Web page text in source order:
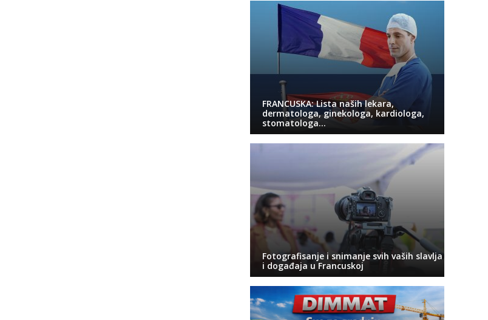
FRANCUSKA: Lista naših lekara,
dermatologa, ginekologa, kardiologa,
stomatologa…
Fotografisanje i snimanje svih vaših slavlja
i događaja u Francuskoj